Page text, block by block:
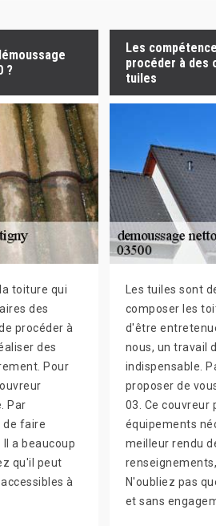
?
toiture qui
des
procéder à
des
Pour
Par
de faire
Il a beaucoup
qu'il peut
à
Les
procéder à des
tuiles
Les tuiles sont
composer les
d'être
nous, un travail
indispensable.
proposer de
03. Ce couvreur
équipements
meilleur rendu
N'oubliez pas
et sans